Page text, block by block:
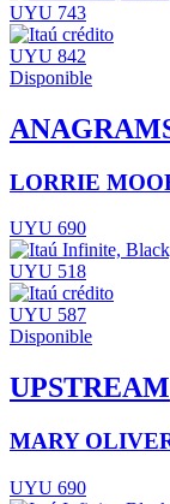
UYU 743
UYU 842
Disponible
LORRIE
UYU 690
UYU 518
UYU 587
Disponible
UPSTREAM
MARY
UYU 690